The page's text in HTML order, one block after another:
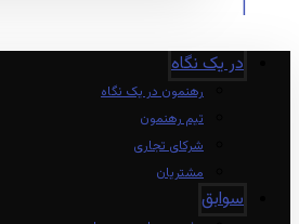
در یک نگاه
رهنمون در یک نگاه
تیم رهنمون
شرکای تجاری
مشتریان
سوابق